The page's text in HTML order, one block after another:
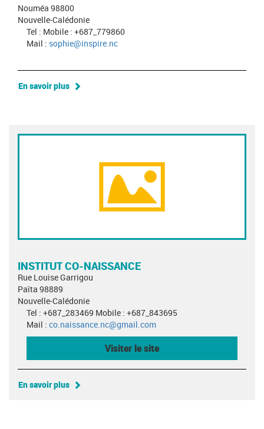
Nouméa 98800
Nouvelle-Calédonie
Tel : Mobile : +687_779860
Mail : sophie@inspire.nc
En savoir plus
INSTITUT CO-NAISSANCE
Rue Louise Garrigou
Païta 98889
Nouvelle-Calédonie
Tel : +687_283469 Mobile : +687_843695
Mail : co.naissance.nc@gmail.com
Visiter le site
En savoir plus